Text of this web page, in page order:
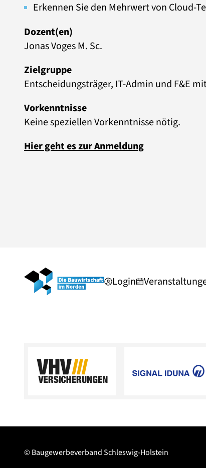
Erkennen Sie den Mehrwert von Cloud-
Dozent(en)
Jonas Voges M. Sc.
Zielgruppe
Entscheidungsträger, IT-Admin und F&E
Vorkenntnisse
Keine speziellen Vorkenntnisse nötig.
Hier geht es zur Anmeldung
Login
© Baugewerbeverband Schleswig-Holstein